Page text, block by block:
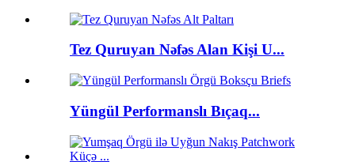
Tez Quruyan Nəfəs Alan Kişi U...
Yüngül Performanslı Bıçaq...